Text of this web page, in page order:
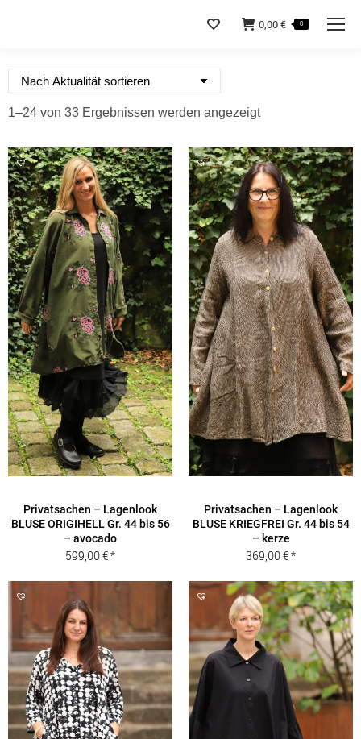
0,00€ 0
1–24 von 33 Ergebnissen werden angezeigtNach
sortiert
Privatsachen – Lagenlook
BLUSE ORIGIHELL Gr. 44 bis 56
– avocado
599,00€
Privatsachen – Lagenlook
BLUSE KRIEGFREI Gr. 44 bis 54
– kerze
369,00€